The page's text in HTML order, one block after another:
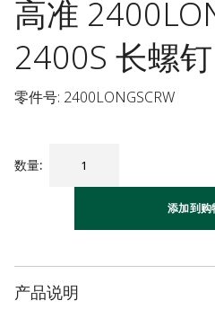
高准
2400S 长螺钉
零件号: 2400LONGSCRW
数量:
添加到购
产品说明